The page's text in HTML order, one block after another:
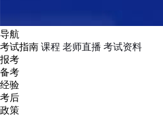
导航
考试指南 课程 老师直播 考试资料
报考
备考
经验
考后
政策